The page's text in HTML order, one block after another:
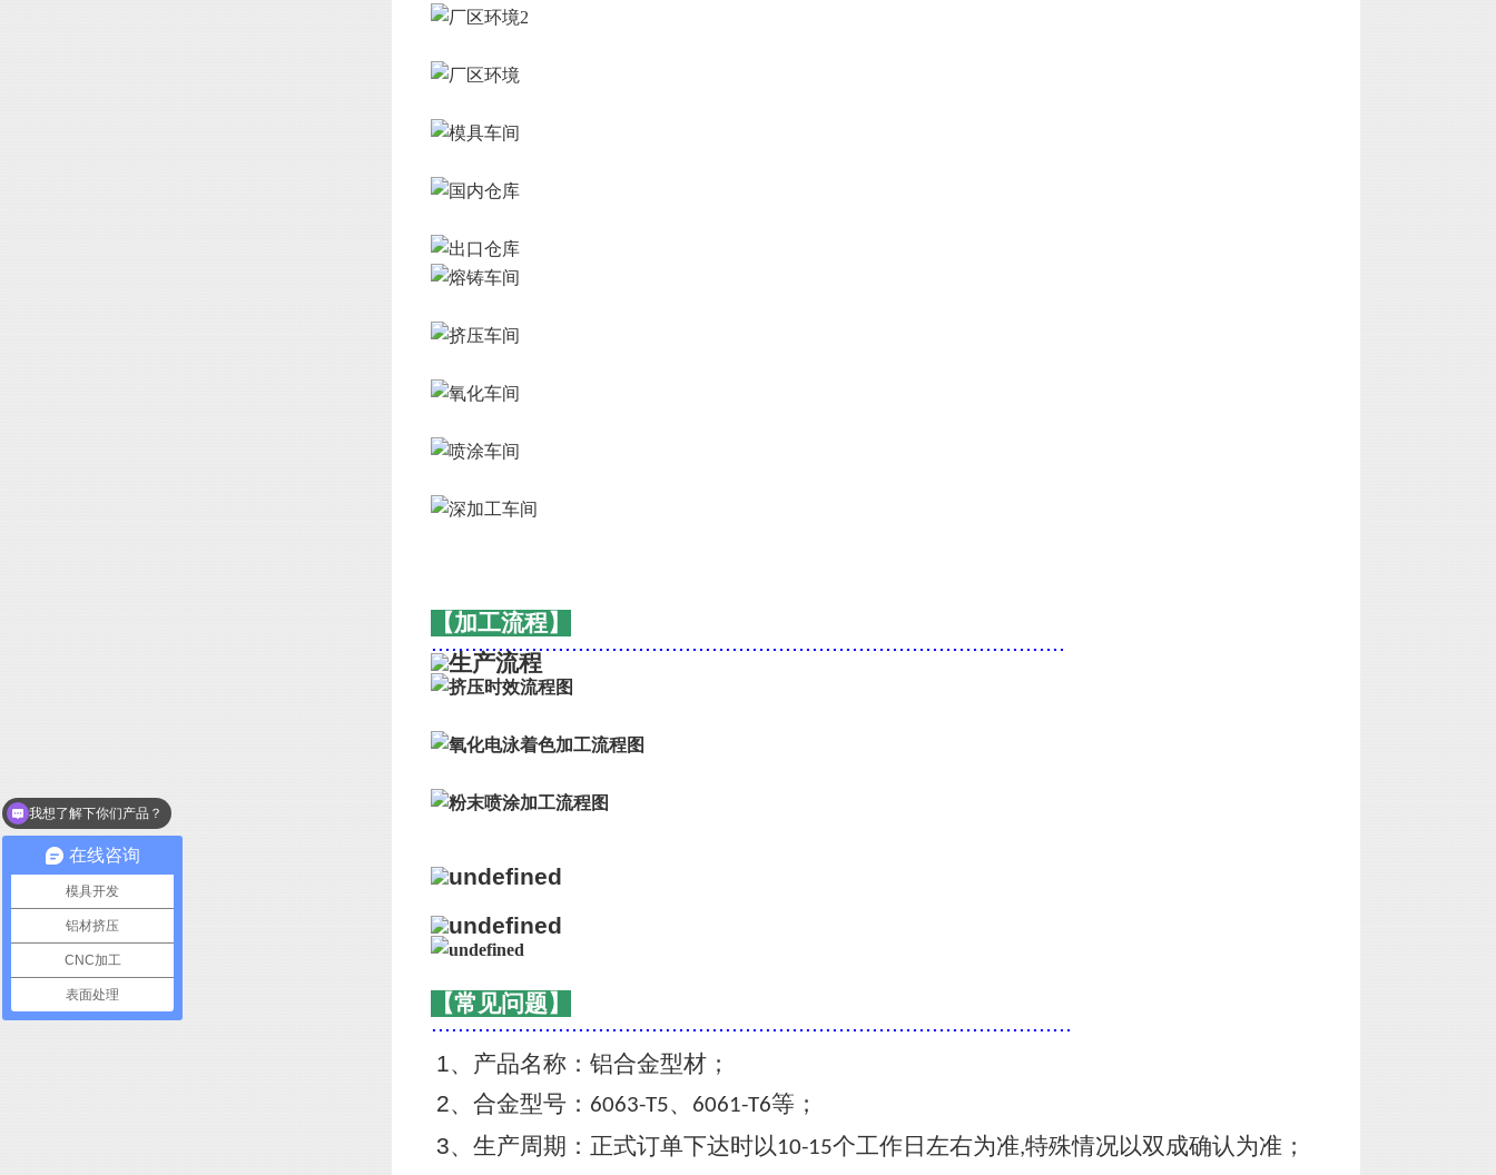
【加工流程】
...............................................................................................
【常见问题】
................................................................................................
1、产品名称：铝合金型材；
2、合金型号： 6063-T5、 6061-T6等；
3、生产周期：正式订单下达时以10-15个工作日左右为准,特殊情况以双成确认为准；
在线咨询
模具开发
铝材挤压
CNC加工
表面处理
我想了解下你们产品？
你们可以做表面处理吗